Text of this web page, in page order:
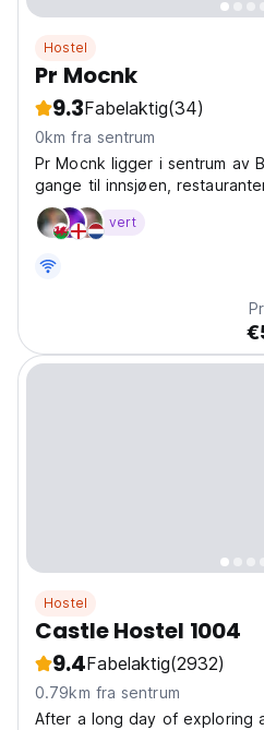
Hostel
Pr Mocnk
9.3Fabelaktig(34)
0km fra sentrum
Pr Mocnk ligger i sentrum av
gange til innsjøen,
bussterminalen.
vert
Hostel
Castle Hostel 1004
9.4Fabelaktig(2932)
0.79km fra sentrum
After a long day of exploring